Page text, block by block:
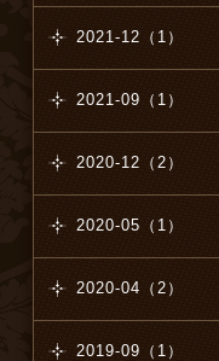
2021-12（1）
2021-09（1）
2020-12（2）
2020-05（1）
2020-04（2）
2019-09（1）